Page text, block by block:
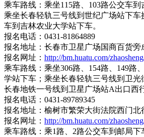
乘车路线：乘坐115路、103路公交车到
乘坐长春轻轨三号线到世纪广场站下车
车到吉林农业大学站下车。
报名电话：0431-81864889
报名地址：长春市卫星广场国商百货旁
报名网址： http://bm.huatu.com/
乘车路线：乘坐306路、154路、149路
学站下车；乘坐长春轻轨三号线到卫光
长春地铁一号线到卫星广场站A出口西
报名电话：0431-89789345
报名地址：榆树市繁荣大街法院西门北
报名网址： http://bm.huatu.com/
乘车路线：乘1路、2路公交车到邮局下